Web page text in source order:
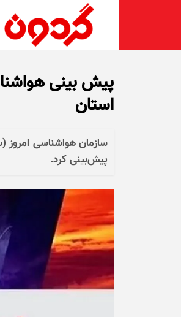
استان
پیش‌بینی کرد.